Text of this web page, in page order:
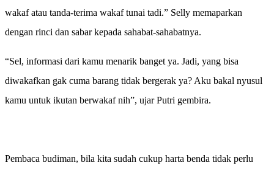
wakaf atau tanda-terima wakaf tunai tadi.” Selly memaparkan
dengan rinci dan sabar kepada sahabat-sahabatnya.
“Sel, informasi dari kamu menarik banget ya. Jadi, yang bisa
diwakafkan gak cuma barang tidak bergerak ya? Aku bakal nyusul
kamu untuk ikutan berwakaf nih”, ujar Putri gembira.
Pembaca budiman, bila kita sudah cukup harta benda tidak perlu